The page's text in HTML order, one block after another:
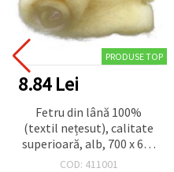
PRODUSE TOP
8.84 Lei
Fetru din lână 100%
(textil nețesut), calitate
superioară, alb, 700 x 600
mm - 50 g
COD: 411001